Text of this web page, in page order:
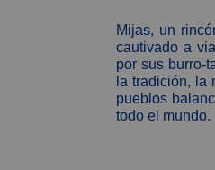
Mijas, un
cautivado a
por sus burro-
la tradición, la
pueblos
todo el mundo.